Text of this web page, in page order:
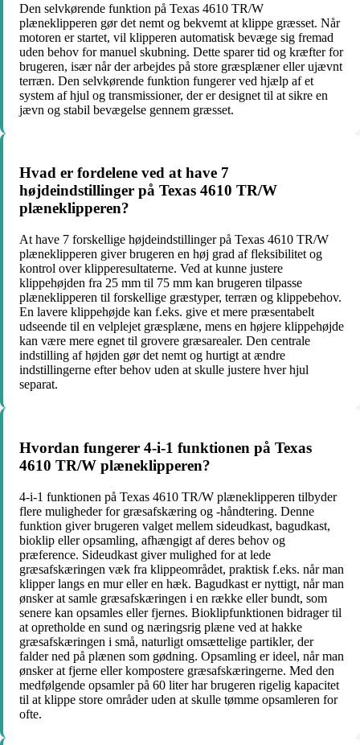
Den selvkørende funktion på Texas 4610 TR/W
plæneklipperen gør det nemt og bekvemt at klippe græsset. Når
motoren er startet, vil klipperen automatisk bevæge sig fremad
uden behov for manuel skubning. Dette sparer tid og kræfter for
brugeren, især når der arbejdes på store græsplæner eller ujævnt
terræn. Den selvkørende funktion fungerer ved hjælp af et
system af hjul og transmissioner, der er designet til at sikre en
jævn og stabil bevægelse gennem græsset.
Hvad er fordelene ved at have 7
højdeindstillinger på Texas 4610 TR/W
plæneklipperen?
At have 7 forskellige højdeindstillinger på Texas 4610 TR/W
plæneklipperen giver brugeren en høj grad af fleksibilitet og
kontrol over klipperesultaterne. Ved at kunne justere
klippehøjden fra 25 mm til 75 mm kan brugeren tilpasse
plæneklipperen til forskellige græstyper, terræn og klippebehov.
En lavere klippehøjde kan f.eks. give et mere præsentabelt
udseende til en velplejet græsplæne, mens en højere klippehøjde
kan være mere egnet til grovere græsarealer. Den centrale
indstilling af højden gør det nemt og hurtigt at ændre
indstillingerne efter behov uden at skulle justere hver hjul
separat.
Hvordan fungerer 4-i-1 funktionen på Texas
4610 TR/W plæneklipperen?
4-i-1 funktionen på Texas 4610 TR/W plæneklipperen tilbyder
flere muligheder for græsafskæring og -håndtering. Denne
funktion giver brugeren valget mellem sideudkast, bagudkast,
bioklip eller opsamling, afhængigt af deres behov og
præference. Sideudkast giver mulighed for at lede
græsafskæringen væk fra klippeområdet, praktisk f.eks. når man
klipper langs en mur eller en hæk. Bagudkast er nyttigt, når man
ønsker at samle græsafskæringen i en række eller bundt, som
senere kan opsamles eller fjernes. Bioklipfunktionen bidrager til
at opretholde en sund og næringsrig plæne ved at hakke
græsafskæringen i små, naturligt omsættelige partikler, der
falder ned på plænen som gødning. Opsamling er ideel, når man
ønsker at fjerne eller kompostere græsafskæringerne. Med den
medfølgende opsamler på 60 liter har brugeren rigelig kapacitet
til at klippe store områder uden at skulle tømme opsamleren for
ofte.